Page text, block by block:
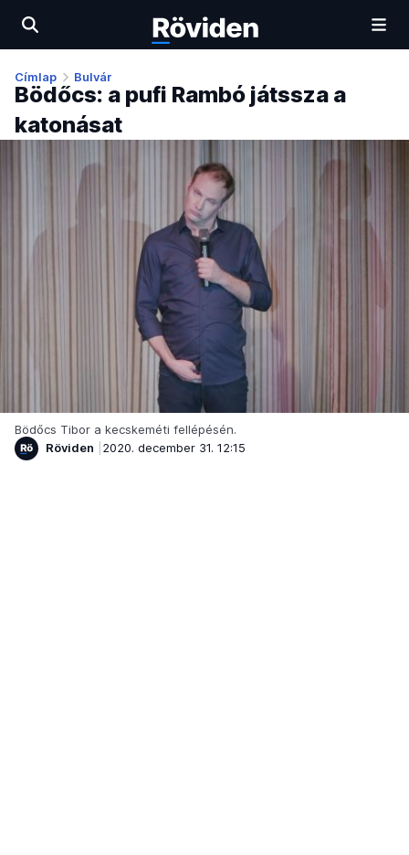
Címlap Bulvár
Bödőcs: a pufi Rambó játssza a
katonásat
Bödőcs Tibor a kecskeméti fellépésén.
Röviden
2020. december 31. 12:15